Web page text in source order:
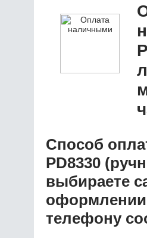
Способ
PD8330
выбираете
оформлении
телефону